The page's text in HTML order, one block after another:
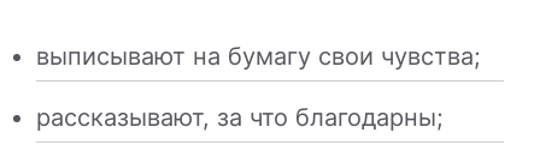
выписывают на бумагу свои чувства;
рассказывают, за что благодарны;